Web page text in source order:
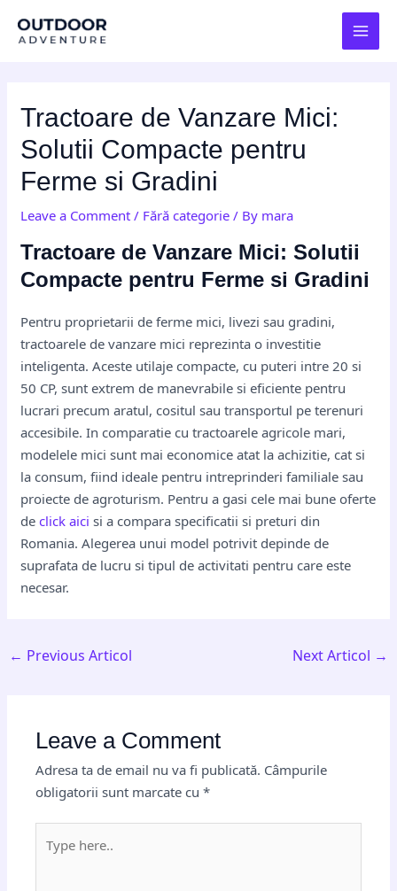
Tractoare de Vanzare Mici:
Solutii Compacte pentru
Ferme si Gradini
Leave a Comment / Fără categorie / By mara
Tractoare de Vanzare Mici: Solutii
Compacte pentru Ferme si Gradini
Pentru proprietarii de ferme mici, livezi sau gradini,
tractoarele de vanzare mici reprezinta o investitie
inteligenta. Aceste utilaje compacte, cu puteri intre 20 si
50 CP, sunt extrem de manevrabile si eficiente pentru
lucrari precum aratul, cositul sau transportul pe terenuri
accesibile. In comparatie cu tractoarele agricole mari,
modelele mici sunt mai economice atat la achizitie, cat si
la consum, fiind ideale pentru intreprinderi familiale sau
proiecte de agroturism. Pentru a gasi cele mai bune oferte
declick aici si a compara specificatii si preturi din
Romania. Alegerea unui model potrivit depinde de
suprafata de lucru si tipul de activitati pentru care este
necesar.
navigation
← Previous Articol Next Articol →
Leave a Comment
Adresa ta de email nu va fi publicată. Câmpurile
obligatorii sunt marcate cu*
here..